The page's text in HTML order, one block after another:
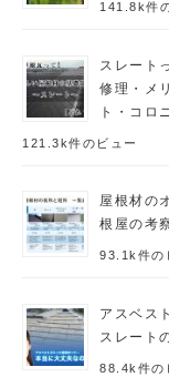
141.8k件
スレート
修理・メ
ト・コロ
121.3k件のビュー
屋根材の
根屋の考
93.1k件の
アスベス
スレート
88.4k件の